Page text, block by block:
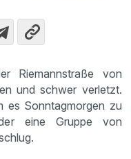
Riemannstraße von
und schwer verletzt.
es Sonntagmorgen zu
eine Gruppe von